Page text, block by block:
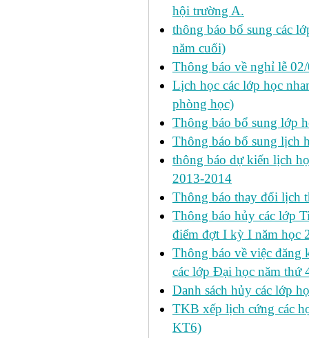
hội trường A.
thông báo bổ sung các
năm cuối)
Thông báo về nghỉ lễ
Lịch học các lớp học
phòng học)
Thông báo bổ sung lớp
Thông báo bổ sung
thông báo dự kiến lịch
2013-2014
Thông báo thay đổi lịch
Thông báo hủy các lớp
điểm đợt I kỳ I năm học
Thông báo về việc đăng
các lớp Đại học năm thứ
Danh sách hủy các lớp
TKB xếp lịch cứng các
KT6)